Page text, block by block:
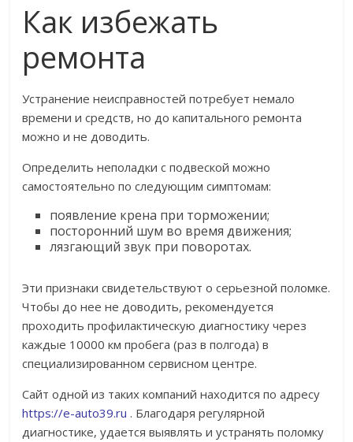
Как избежать
ремонта
Устранение неисправностей потребует немало
времени и средств, но до капитального ремонта
можно и не доводить.
Определить неполадки с подвеской можно
самостоятельно по следующим симптомам:
появление крена при торможении;
посторонний шум во время движения;
лязгающий звук при поворотах.
Эти признаки свидетельствуют о серьезной поломке.
Чтобы до нее не доводить, рекомендуется
проходить профилактическую диагностику через
каждые 10000 км пробега (раз в полгода) в
специализированном сервисном центре.
Сайт одной из таких компаний находится по адресу
https://e-auto39.ru . Благодаря регулярной
диагностике, удается выявлять и устранять поломку